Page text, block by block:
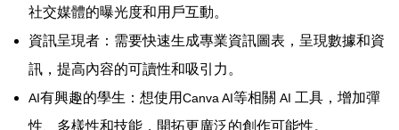
社交媒體的曝光度和用戶互動。
資訊呈現者：需要快速生成專業資訊圖表，呈現數據和資
訊，提高內容的可讀性和吸引力。
AI有興趣的學生：想使用Canva AI等相關 AI 工具，增加彈
性、多樣性和技能，開拓更廣泛的創作可能性。